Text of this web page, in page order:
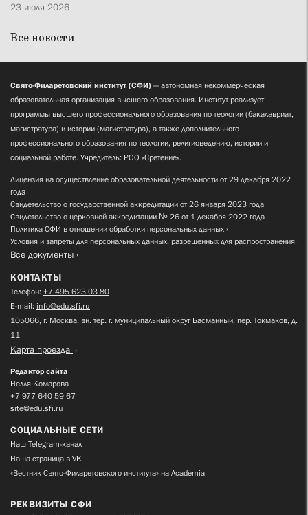
23 июля 2026
Все новости
Свято-Филаретовский институт (СФИ) — автономная некоммерческая
образовательная организация высшего образования. Институт реализует
программы высшего профессионального образования по теологии (бакалавриат,
магистратура) и истории (магистратура), а также дополнительного
профессионального образования по теологии, религиоведению, истории и
социальной работе. Учредитель: РОО «Сретение».
Лицензия на осуществление образовательной деятельности от 29 декабря 2022
года
Свидетельство о государственной аккредитации от 26 января 2023 года
Свидетельство о церковной аккредитации № 26 от 1 декабря 2022 года
Политика СФИ в отношении обработки персональных данных
Условия и запреты для персональных данных, разрешенных для распространения
Все документы
КОНТАКТЫ
Телефон: +7 495 623 03 80
E-mail: info@edu.sfi.ru
105066, г. Москва, вн. тер. г. муниципальный округ Басманный, пер. Токмаков, д.
11
Карта проезда
Редактор сайта
Нелля Комарова
+7 977 640 59 67
site@edu.sfi.ru
СОЦИАЛЬНЫЕ СЕТИ
Наш Telegram-канал
Наша страница в VK
«Вестник Свято-Филаретовского института» на Academia
РЕКВИЗИТЫ СФИ